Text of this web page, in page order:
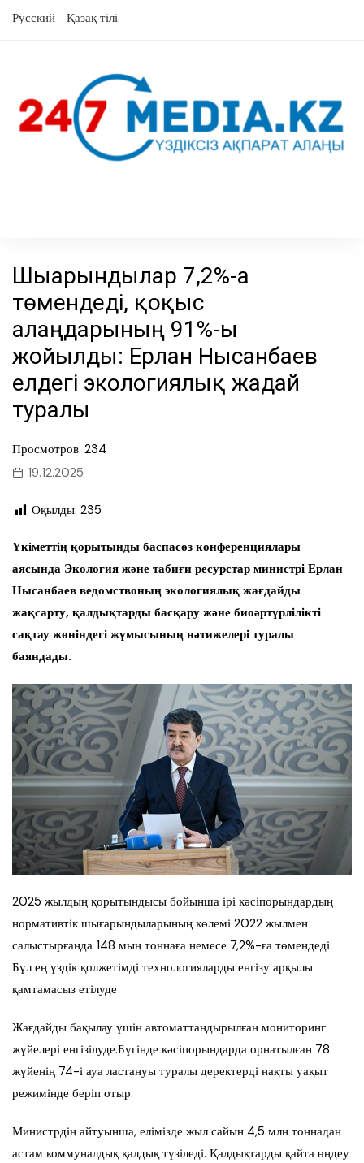
Русский Қазақ тілі
Шығарындылар 7,2%-ға
төмендеді, қоқыс
алаңдарының 91%-ы
жойылды: Ерлан Нысанбаев
елдегі экологиялық жағдай
туралы
Просмотров: 234
19.12.2025
Оқылды: 235
Үкіметтің қорытынды баспасөз конференциялары
аясында Экология және табиғи ресурстар министрі Ерлан
Нысанбаев ведомствоның экологиялық жағдайды
жақсарту, қалдықтарды басқару және биоәртүрлілікті
сақтау жөніндегі жұмысының нәтижелері туралы
баяндады.
2025 жылдың қорытындысы бойынша ірі кәсіпорындардың
нормативтік шығарындыларының көлемі 2022 жылмен
салыстырғанда 148 мың тоннаға немесе 7,2%-ға төмендеді.
Бұл ең үздік қолжетімді технологияларды енгізу арқылы
қамтамасыз етілуде
Жағдайды бақылау үшін автоматтандырылған мониторинг
жүйелері енгізілуде.Бүгінде кәсіпорындарда орнатылған 78
жүйенің 74-і ауа ластануы туралы деректерді нақты уақыт
режимінде беріп отыр.
Министрдің айтуынша, елімізде жыл сайын 4,5 млн тоннадан
астам коммуналдық қалдық түзіледі. Қалдықтарды қайта өңдеу